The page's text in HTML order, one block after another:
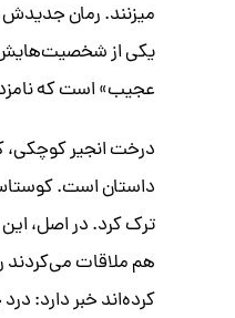
میزنند. رمان
عجیب» است که
درخت انجیر کوچکی،
داستان است.
ترک کرد. در اصل،
کرده‌اند خبر دارد: